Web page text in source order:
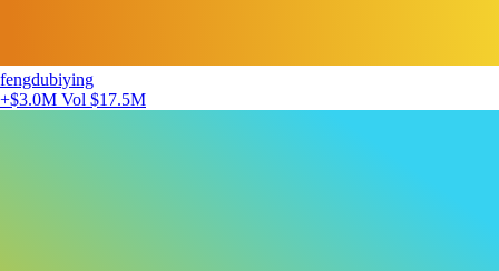
fengdubiying
+$3.0M Vol $17.5M